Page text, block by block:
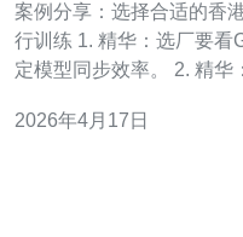
案例分享：选择合适的香
行训练 1. 精华：选厂要看GPU互联、网络带宽与延迟，决
定模型同步效率。 2. 精华
3. 精华：通过小规模PoC
2026年4月17日